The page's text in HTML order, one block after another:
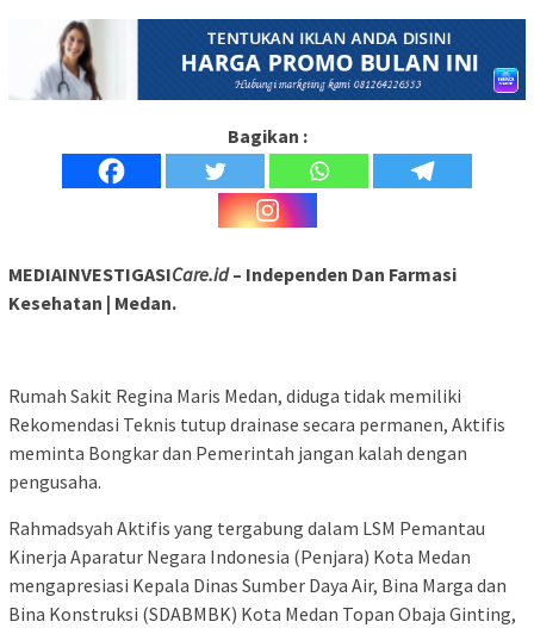
Bagikan :
MEDIAINVESTIGASICare.id– Independen Dan Farmasi
Kesehatan | Medan.
Rumah Sakit Regina Maris Medan, diduga tidak memiliki
Rekomendasi Teknis tutup drainase secara permanen, Aktifis
meminta Bongkar dan Pemerintah jangan kalah dengan
pengusaha.
Rahmadsyah Aktifis yang tergabung dalam LSM Pemantau
Kinerja Aparatur Negara Indonesia (Penjara) Kota Medan
mengapresiasi Kepala Dinas Sumber Daya Air, Bina Marga dan
Bina Konstruksi (SDABMBK) Kota Medan Topan Obaja Ginting,